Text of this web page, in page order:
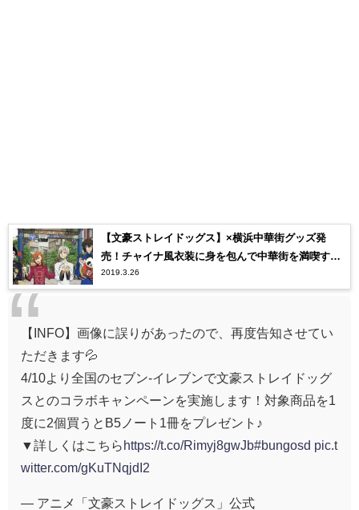
【文豪ストレイドッグス】×横浜中華街グッズ発
売！チャイナ風衣装に身を包んで中華街を満喫する
キャラクター達の描きおろしイラスト【文スト】
2019.3.26
【INFO】画像に誤りがあったので、再度告知させてい
ただきます💦
4/10より全国のセブン‐イレブンで文豪ストレイドッグ
スとのコラボキャンペーンを実施します！対象商品を1
度に2個買うとB5ノート1冊をプレゼント♪
▼詳しくはこちら https://t.co/Rimyj8gwJb#bungosd pic.t
witter.com/gKuTNqjdI2
— アニメ「文豪ストレイドッグス」公式